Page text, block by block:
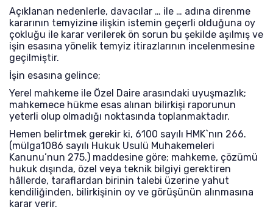
Açıklanan nedenlerle, davacılar … ile … adına direnme
kararının temyizine ilişkin istemin geçerli olduğuna oy
çokluğu ile karar verilerek ön sorun bu şekilde aşılmış ve
işin esasına yönelik temyiz itirazlarının incelenmesine
geçilmiştir.
İşin esasına gelince;
Yerel mahkeme ile Özel Daire arasındaki uyuşmazlık;
mahkemece hükme esas alınan bilirkişi raporunun
yeterli olup olmadığı noktasında toplanmaktadır.
Hemen belirtmek gerekir ki, 6100 sayılı HMK`nın 266.
(mülga1086 sayılı Hukuk Usulü Muhakemeleri
Kanunu’nun 275.) maddesine göre; mahkeme, çözümü
hukuk dışında, özel veya teknik bilgiyi gerektiren
hâllerde, taraflardan birinin talebi üzerine yahut
kendiliğinden, bilirkişinin oy ve görüşünün alınmasına
karar verir.